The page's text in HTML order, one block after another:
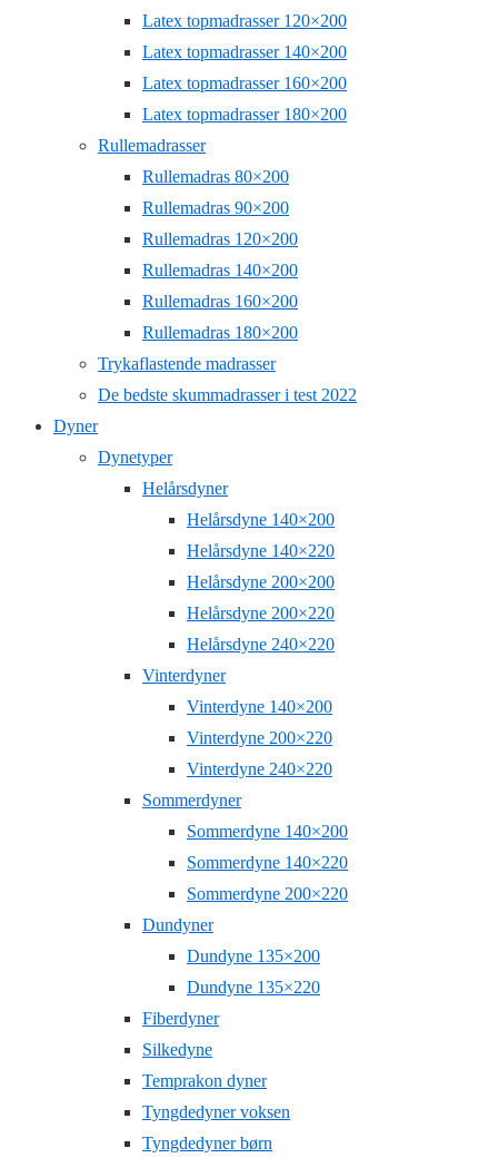
Latex topmadrasser 120×200
Latex topmadrasser 140×200
Latex topmadrasser 160×200
Latex topmadrasser 180×200
Rullemadrasser
Rullemadras 80×200
Rullemadras 90×200
Rullemadras 120×200
Rullemadras 140×200
Rullemadras 160×200
Rullemadras 180×200
Trykaflastende madrasser
De bedste skummadrasser i test 2022
Dyner
Dynetyper
Helårsdyner
Helårsdyne 140×200
Helårsdyne 140×220
Helårsdyne 200×200
Helårsdyne 200×220
Helårsdyne 240×220
Vinterdyner
Vinterdyne 140×200
Vinterdyne 200×220
Vinterdyne 240×220
Sommerdyner
Sommerdyne 140×200
Sommerdyne 140×220
Sommerdyne 200×220
Dundyner
Dundyne 135×200
Dundyne 135×220
Fiberdyner
Silkedyne
Temprakon dyner
Tyngdedyner voksen
Tyngdedyner børn